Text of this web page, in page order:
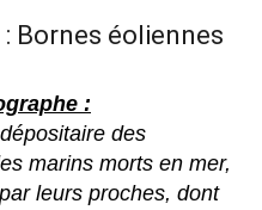
Bornes éoliennes
:
des
marins morts en mer,
leurs proches, dont